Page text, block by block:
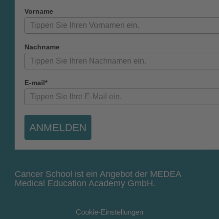
Vorname
Nachname
E-mail*
ANMELDEN
Cancer School ist ein Angebot der MEDEA
Medical Education Academy GmbH.
Cookie-Einstellungen